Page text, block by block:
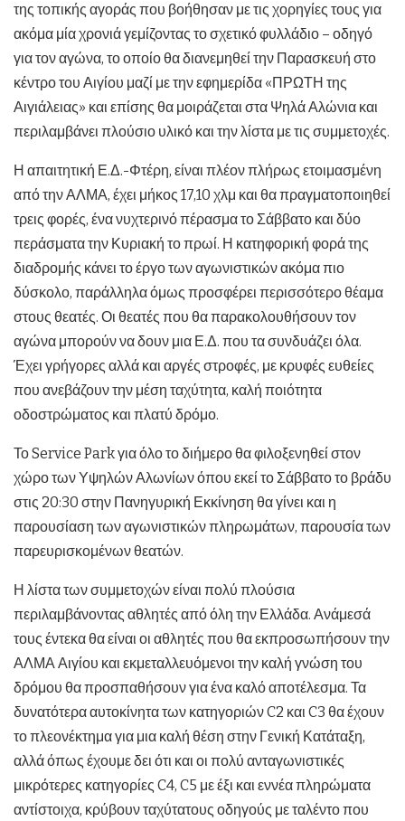
της τοπικής αγοράς που βοήθησαν με τις χορηγίες τους για
ακόμα μία χρονιά γεμίζοντας το σχετικό φυλλάδιο – οδηγό
για τον αγώνα, το οποίο θα διανεμηθεί την Παρασκευή στο
κέντρο του Αιγίου μαζί με την εφημερίδα «ΠΡΩΤΗ της
Αιγιάλειας» και επίσης θα μοιράζεται στα Ψηλά Αλώνια και
περιλαμβάνει πλούσιο υλικό και την λίστα με τις συμμετοχές.
Η απαιτητική Ε.Δ.-Φτέρη, είναι πλέον πλήρως ετοιμασμένη
από την ΑΛΜΑ, έχει μήκος 17,10 χλμ και θα πραγματοποιηθεί
τρεις φορές, ένα νυχτερινό πέρασμα το Σάββατο και δύο
περάσματα την Κυριακή το πρωί. Η κατηφορική φορά της
διαδρομής κάνει το έργο των αγωνιστικών ακόμα πιο
δύσκολο, παράλληλα όμως προσφέρει περισσότερο θέαμα
στους θεατές. Οι θεατές που θα παρακολουθήσουν τον
αγώνα μπορούν να δουν μια Ε.Δ. που τα συνδυάζει όλα.
Έχει γρήγορες αλλά και αργές στροφές, με κρυφές ευθείες
που ανεβάζουν την μέση ταχύτητα, καλή ποιότητα
οδοστρώματος και πλατύ δρόμο.
Το Service Park για όλο το διήμερο θα φιλοξενηθεί στον
χώρο των Υψηλών Αλωνίων όπου εκεί το Σάββατο το βράδυ
στις 20:30 στην Πανηγυρική Εκκίνηση θα γίνει και η
παρουσίαση των αγωνιστικών πληρωμάτων, παρουσία των
παρευρισκομένων θεατών.
Η λίστα των συμμετοχών είναι πολύ πλούσια
περιλαμβάνοντας αθλητές από όλη την Ελλάδα. Ανάμεσά
τους έντεκα θα είναι οι αθλητές που θα εκπροσωπήσουν την
ΑΛΜΑ Αιγίου και εκμεταλλευόμενοι την καλή γνώση του
δρόμου θα προσπαθήσουν για ένα καλό αποτέλεσμα. Τα
δυνατότερα αυτοκίνητα των κατηγοριών C2 και C3 θα έχουν
το πλεονέκτημα για μια καλή θέση στην Γενική Κατάταξη,
αλλά όπως έχουμε δει ότι και οι πολύ ανταγωνιστικές
μικρότερες κατηγορίες C4, C5 με έξι και εννέα πληρώματα
αντίστοιχα, κρύβουν ταχύτατους οδηγούς με ταλέντο που